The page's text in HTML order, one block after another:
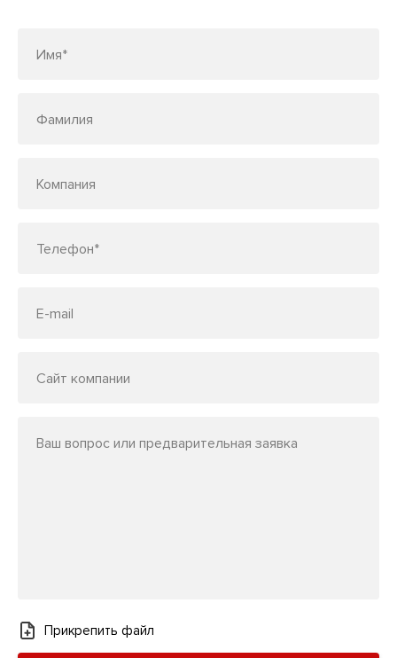
Имя*
Фамилия
Компания
Телефон*
E-mail
Сайт компании
Ваш вопрос или предварительная заявка
Прикрепить файл